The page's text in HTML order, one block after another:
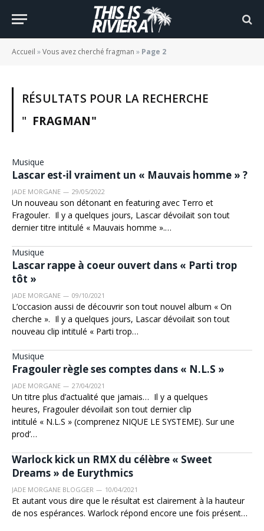
Accueil »Vous avez cherché fragman » Page 2
RÉSULTATS POUR LA RECHERCHE
" FRAGMAN"
Musique
Lascar est-il vraiment un « Mauvais homme » ?
JADE MORGANE 29/05/2022
Un nouveau son détonant en featuring avec Terro et
Fragouler. Il y a quelques jours, Lascar dévoilait son tout
dernier titre intitulé « Mauvais homme ».…
Musique
Lascar rappe à coeur ouvert dans « Parti trop
tôt »
JADE MORGANE 09/10/2021
L’occasion aussi de découvrir son tout nouvel album « On
cherche ». Il y a quelques jours, Lascar dévoilait son tout
nouveau clip intitulé « Parti trop…
Musique
Fragouler règle ses comptes dans « N.L.S »
JADE MORGANE 27/04/2021
Un titre plus d’actualité que jamais… Il y a quelques
heures, Fragouler dévoilait son tout dernier clip
intitulé « N.L.S » (comprenez NIQUE LE SYSTEME). Sur une
prod’…
Warlock kick un RMX du célèbre « Sweet
Dreams » de Eurythmics
JADE MORGANE BLOGGER 10/04/2021
Et autant vous dire que le résultat est clairement à la hauteur
de nos espérances. Warlock répond encore une fois présent…